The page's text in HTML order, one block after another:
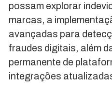
possam explorar
marcas, a
avançadas para
fraudes digitais, além
permanente de
integrações